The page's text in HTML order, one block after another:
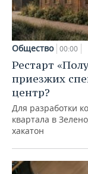
Общество 00:00
Рестарт
приезжих
центр?
Для разработки
квартала в
хакатон